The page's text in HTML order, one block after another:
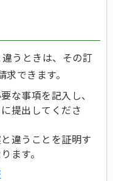
うときは、その訂
できます。
な事項を記入し、
提出してくださ
違うことを証明す
ます。